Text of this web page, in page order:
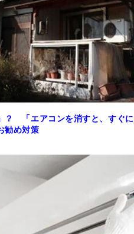
？ 「エアコンを消すと、すぐに
勧め対策